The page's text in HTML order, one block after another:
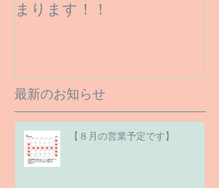
まります！！
最新のお知らせ
【８月の営業予定です】